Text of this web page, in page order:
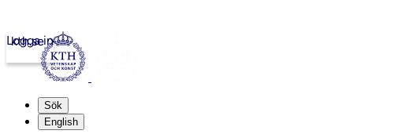
kth.se
Logga in
Sök
English